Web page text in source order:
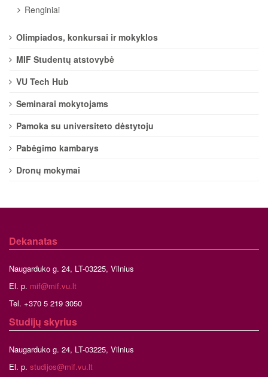
Renginiai
Olimpiados, konkursai ir mokyklos
MIF Studentų atstovybė
VU Tech Hub
Seminarai mokytojams
Pamoka su universiteto dėstytoju
Pabėgimo kambarys
Dronų mokymai
Dekanatas
Naugarduko g. 24, LT-03225, Vilnius
El. p. mif@mif.vu.lt
Tel. +370 5 219 3050
Studijų skyrius
Naugarduko g. 24, LT-03225, Vilnius
El. p. studijos@mif.vu.lt